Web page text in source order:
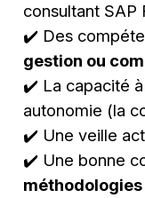
consultant SAP
✔️ Des
gestion ou
✔️ La capacité à
autonomie (la
✔️ Une veille
✔️ Une bonne